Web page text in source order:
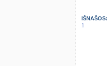
IŠNAŠOS:
1